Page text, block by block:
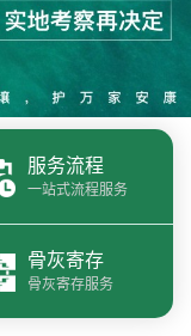
服务流程
一站式流程服务
骨灰寄存
骨灰寄存服务